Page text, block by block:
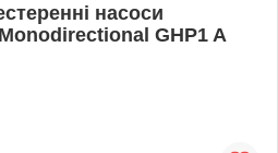
насоси
GHP1 A